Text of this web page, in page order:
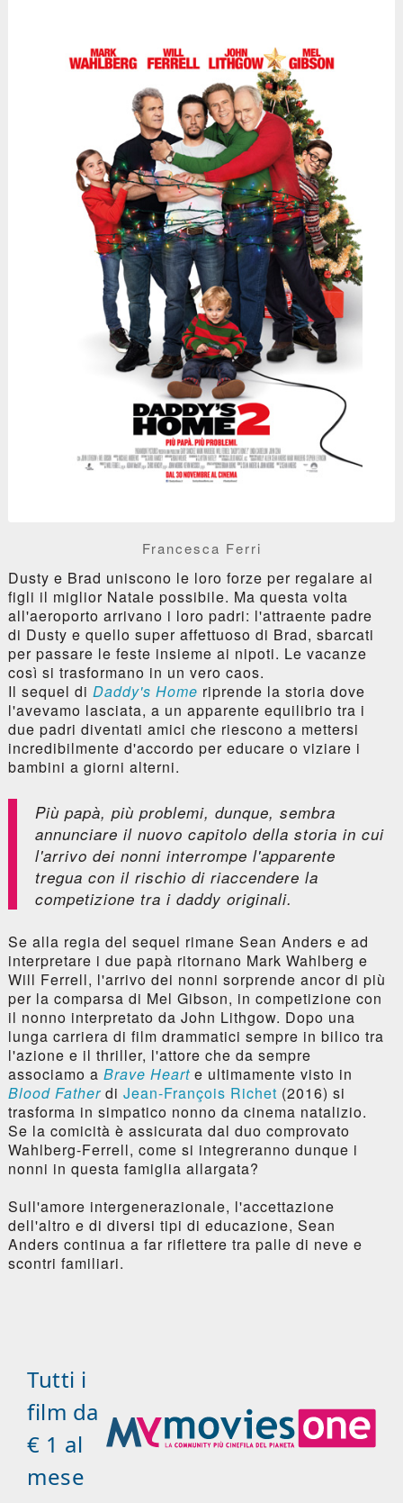
Francesca Ferri
Dusty e Brad uniscono le loro forze per regalare ai
figli il miglior Natale possibile. Ma questa volta
all'aeroporto arrivano i loro padri: l'attraente padre
di Dusty e quello super affettuoso di Brad, sbarcati
per passare le feste insieme ai nipoti. Le vacanze
così si trasformano in un vero caos.
Il sequel di Daddy's Home riprende la storia dove
l'avevamo lasciata, a un apparente equilibrio tra i
due padri diventati amici che riescono a mettersi
incredibilmente d'accordo per educare o viziare i
bambini a giorni alterni.
Più papà, più problemi, dunque, sembra
annunciare il nuovo capitolo della storia in cui
l'arrivo dei nonni interrompe l'apparente
tregua con il rischio di riaccendere la
competizione tra i daddy originali.
Se alla regia del sequel rimane Sean Anders e ad
interpretare i due papà ritornano Mark Wahlberg e
Will Ferrell, l'arrivo dei nonni sorprende ancor di più
per la comparsa di Mel Gibson, in competizione con
il nonno interpretato da John Lithgow. Dopo una
lunga carriera di film drammatici sempre in bilico tra
l'azione e il thriller, l'attore che da sempre
associamo a Brave Hearte ultimamente visto in
Blood Fatherdi Jean-François Richet (2016) si
trasforma in simpatico nonno da cinema natalizio.
Se la comicità è assicurata dal duo comprovato
Wahlberg-Ferrell, come si integreranno dunque i
nonni in questa famiglia allargata?
Sull'amore intergenerazionale, l'accettazione
dell'altro e di diversi tipi di educazione, Sean
Anders continua a far riflettere tra palle di neve e
scontri familiari.
Tutti i
film da
€ 1 al
mese